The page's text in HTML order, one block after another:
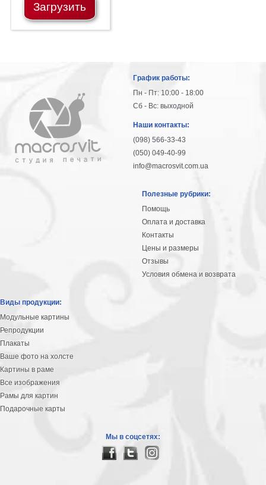
Загрузить
График работы:
Пн - Пт: 10:00 - 18:00
Сб - Вс: выходной
Наши контакты:
(098) 566-33-43
(050) 049-40-99
info@macrosvit.com.ua
Полезные рубрики:
Помощь
Оплата и доставка
Контакты
Цены и размеры
Отзывы
Условия обмена и возврата
Виды продукции:
Модульные картины
Репродукции
Плакаты
Ваше фото на холсте
Картины в раме
Все изображения
Рамы для картин
Подарочные карты
Мы в соцсетях: